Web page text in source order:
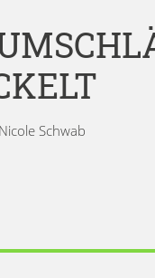
Schwab